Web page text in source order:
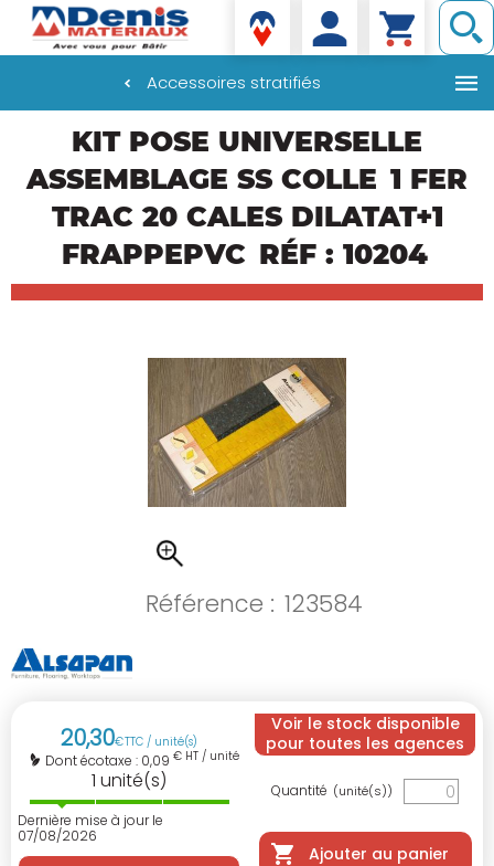
principal
Denis matériaux
Accessoires stratifiés
KIT POSE UNIVERSELLE
ASSEMBLAGE SS COLLE 1 FER
TRAC 20 CALES DILATAT+1
FRAPPEPVC RÉF : 10204
Référence : 123584
20,30€TTC / unité(s)
Dont écotaxe : 0,09 € HT / unité(s)
1 unité(s)
Dernière mise à jour le
07/08/2026
Voir le stock disponible
pour toutes les agences
Quantité (unité(s))
Ajouter au panier